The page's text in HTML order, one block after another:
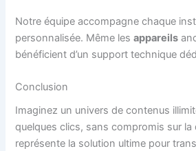
Notre équipe accompagne chaque
personnalisée. Même lesappareils
bénéficient d’un support technique
Conclusion
Imaginez un univers de contenus
quelques clics, sans compromis sur
représente la solution ultime pour